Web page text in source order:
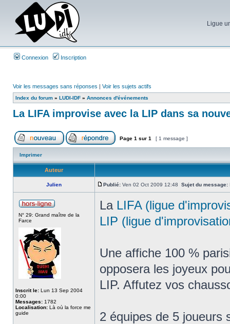
Ligue
Connexion Inscription
Voir les messages sans réponses | Voir les sujets actifs
Index du forum » LUDI-IDF » Annonces d'événements
La LIFA improvise avec la LIP dans sa
Page 1 sur 1 [ 1 message ]
Imprimer
Auteur
Julien Publié: Ven 02 Oct 2009 12:48 Sujet du message:
N° 29: Grand maître de la
Farce
Inscrit le: Lun 13 Sep 2004
0:00
Messages: 1782
Localisation: Là où la force me
guide
La LIFA (ligue
LIP (ligue
Une affiche 100 %
opposera les joyeux
LIP. Affutez vos
2 équipes de 5 joueurs